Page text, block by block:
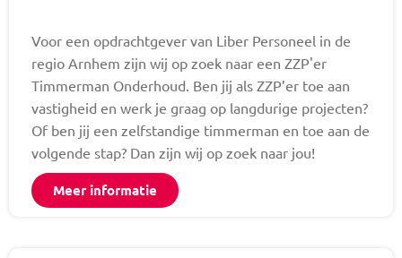
Voor een opdrachtgever van Liber Personeel in de
regio Arnhem zijn wij op zoek naar een ZZP'er
Timmerman Onderhoud. Ben jij als ZZP’er toe aan
vastigheid en werk je graag op langdurige projecten?
Of ben jij een zelfstandige timmerman en toe aan de
volgende stap? Dan zijn wij op zoek naar jou!
Meer informatie